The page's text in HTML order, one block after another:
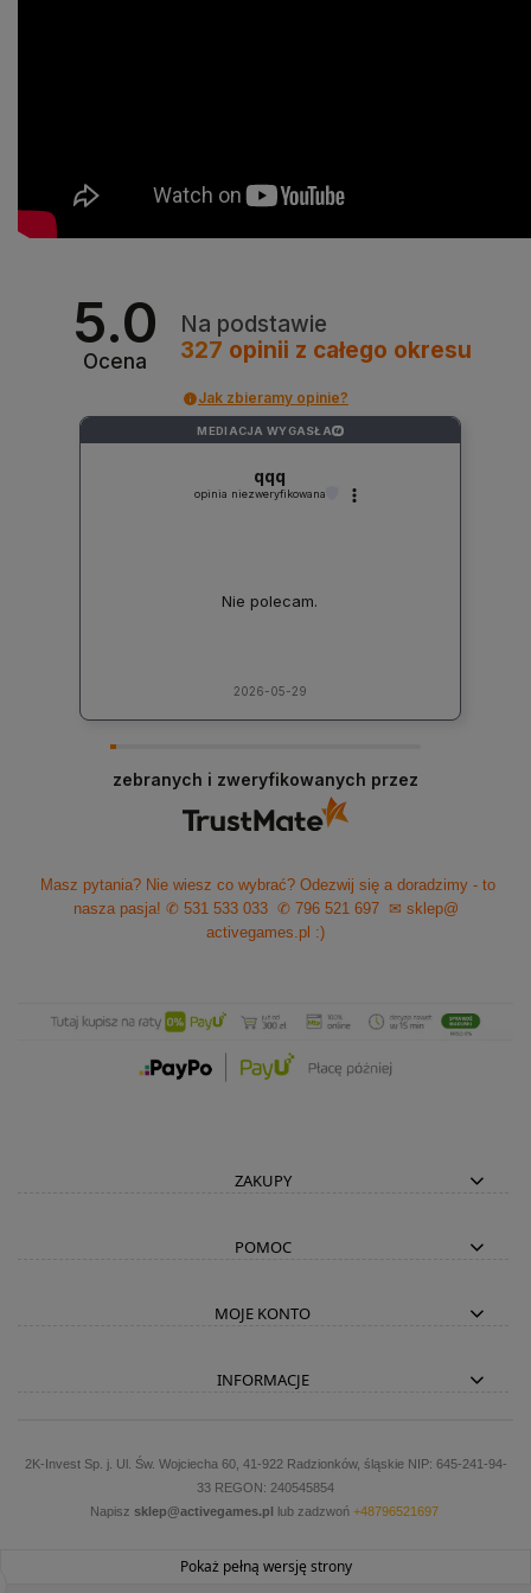
5.0
Ocena
Na podstawie
327 opinii z całego okresu
Jak zbieramy opinie?
MEDIACJA WYGASŁA ?
qqq
opinia niezweryfikowana
Nie polecam.
2026-05-29
zebranych i zweryfikowanych przez
Masz pytania? Nie wiesz co wybrać? Odezwij się a doradzimy - to
nasza pasja! ✆ 531 533 033 ✆ 796 521 697
✉ sklep@
activegames.pl :)
ZAKUPY
POMOC
MOJE KONTO
INFORMACJE
2K-Invest Sp. j. Ul. Św. Wojciecha 60, 41-922 Radzionków, śląskie NIP: 645-241-94-
33 REGON: 240545854
Napisz sklep@activegames.pl lub zadzwoń +48796521697
Pokaż pełną wersję strony